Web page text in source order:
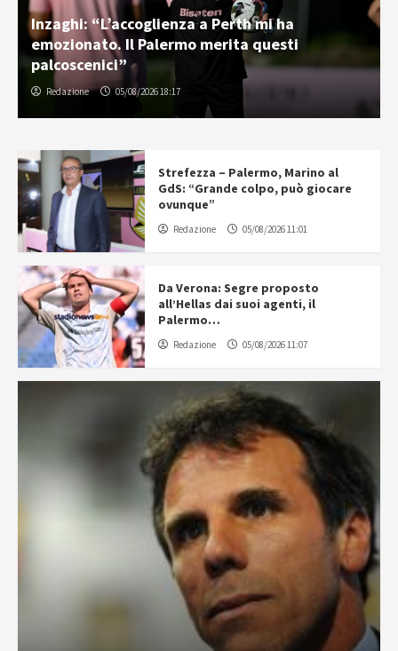
Inzaghi: “L’accoglienza a Perth mi ha
emozionato. Il Palermo merita questi
palcoscenici”
Redazione 05/08/2026 18:17
Strefezza – Palermo, Marino al
GdS: “Grande colpo, può giocare
ovunque”
Redazione 05/08/2026 11:01
Da Verona: Segre proposto
all’Hellas dai suoi agenti, il
Palermo…
Redazione 05/08/2026 11:07